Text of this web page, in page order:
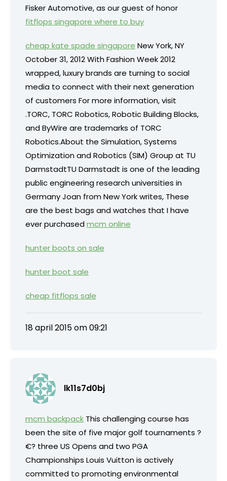
Fisker Automotive, as our guest of honor
fitflops singapore where to buy
cheap kate spade singapore New York, NY
October 31, 2012 With Fashion Week 2012
wrapped, luxury brands are turning to social
media to connect with their next generation
of customers For more information, visit
.TORC, TORC Robotics, Robotic Building Blocks,
and ByWire are trademarks of TORC
Robotics.About the Simulation, Systems
Optimization and Robotics (SIM) Group at TU
DarmstadtTU Darmstadt is one of the leading
public engineering research universities in
Germany Joan from New York writes, These
are the best bags and watches that I have
ever purchasedmcm online
hunter boots on sale
hunter boot sale
cheap fitflops sale
18 april 2015 om 09:21
lk11s7d0bj
mcm backpack This challenging course has
been the site of five major golf tournaments ?
€? three US Opens and two PGA
Championships Louis Vuitton is actively
committed to promoting environmental